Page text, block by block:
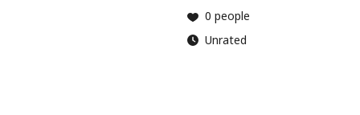
0 people
Unrated